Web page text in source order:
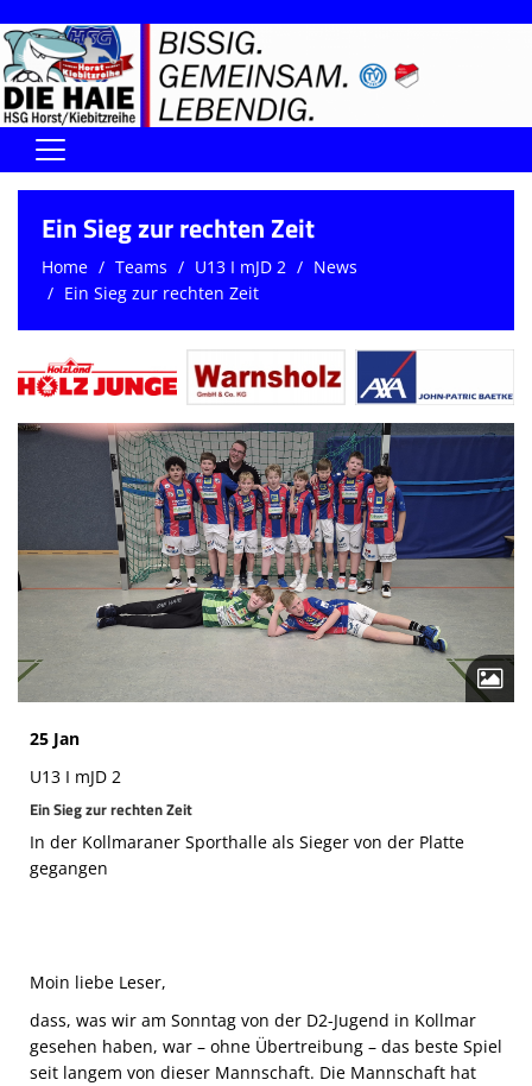
Home
DIE HAIE I Der Vorstand
Handball-Förderverein der Haie
UNSERE SPORTHALLEN
Training & Termine
DIENSTE (SR/KG/VK)
Die SpecialHaie
Teams
ALLE SPIELE
HAIE TV
DIE HAIE I Intern
Ein Sieg zur rechten Zeit
Home Teams U13 I mJD 2
News
Ein Sieg zur rechten Zeit
25 Jan
U13 I mJD 2
Ein Sieg zur rechten Zeit
In der Kollmaraner Sporthalle als Sieger von der Platte
gegangen
Moin liebe Leser,
dass, was wir am Sonntag von der D2-Jugend in Kollmar
gesehen haben, war – ohne Übertreibung – das beste Spiel
seit langem von dieser Mannschaft. Die Mannschaft hat